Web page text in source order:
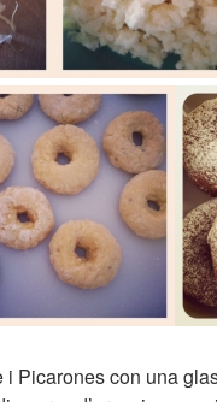
Picarones con una